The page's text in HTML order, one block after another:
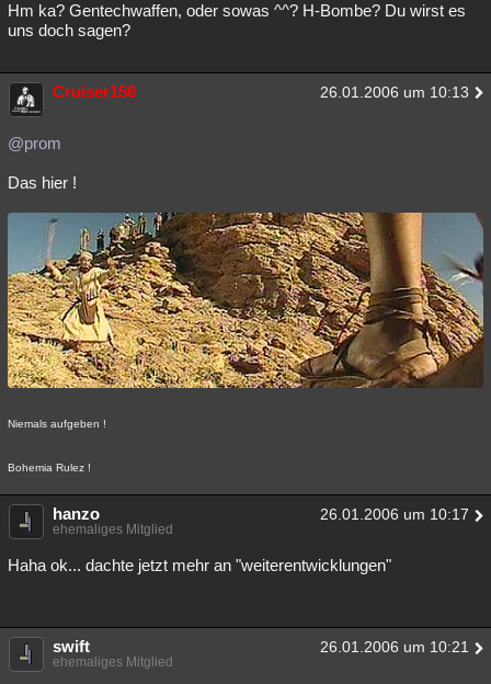
Hm ka? Gentechwaffen, oder sowas ^^? H-Bombe? Du wirst es
uns doch sagen?
Cruiser156 26.01.2006 um 10:13
@prom
Das hier !
Niemals aufgeben !
Bohemia Rulez !
hanzo 26.01.2006 um 10:17
ehemaliges Mitglied
Haha ok... dachte jetzt mehr an "weiterentwicklungen"
swift 26.01.2006 um 10:21
ehemaliges Mitglied